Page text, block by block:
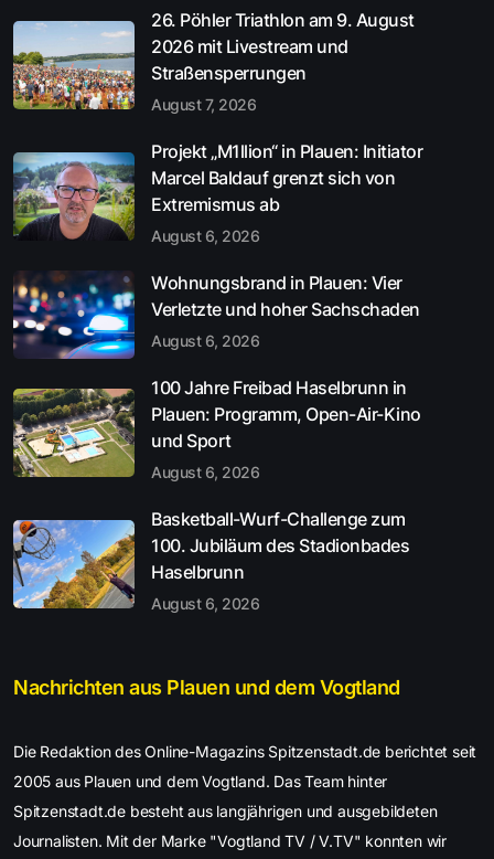
26. Pöhler Triathlon am 9. August
2026 mit Livestream und
Straßensperrungen
August 7, 2026
Projekt „M1llion“ in Plauen: Initiator
Marcel Baldauf grenzt sich von
Extremismus ab
August 6, 2026
Wohnungsbrand in Plauen: Vier
Verletzte und hoher Sachschaden
August 6, 2026
100 Jahre Freibad Haselbrunn in
Plauen: Programm, Open-Air-Kino
und Sport
August 6, 2026
Basketball-Wurf-Challenge zum
100. Jubiläum des Stadionbades
Haselbrunn
August 6, 2026
Nachrichten aus Plauen und dem Vogtland
Die Redaktion des Online-Magazins Spitzenstadt.de berichtet seit
2005 aus Plauen und dem Vogtland. Das Team hinter
Spitzenstadt.de besteht aus langjährigen und ausgebildeten
Journalisten. Mit der Marke "Vogtland TV / V.TV" konnten wir